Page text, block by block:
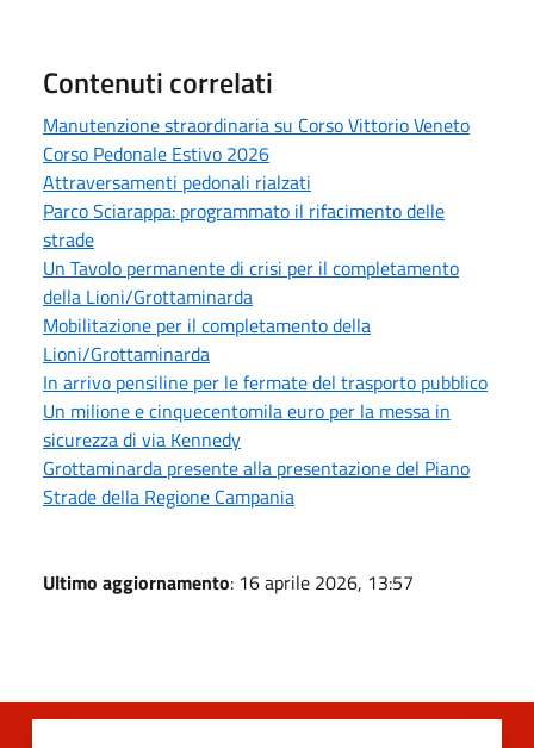
Contenuti correlati
Manutenzione straordinaria su Corso Vittorio Veneto
Corso Pedonale Estivo 2026
Attraversamenti pedonali rialzati
Parco Sciarappa: programmato il rifacimento delle
strade
Un Tavolo permanente di crisi per il completamento
della Lioni/Grottaminarda
Mobilitazione per il completamento della
Lioni/Grottaminarda
In arrivo pensiline per le fermate del trasporto pubblico
Un milione e cinquecentomila euro per la messa in
sicurezza di via Kennedy
Grottaminarda presente alla presentazione del Piano
Strade della Regione Campania
Ultimo aggiornamento: 16 aprile 2026, 13:57